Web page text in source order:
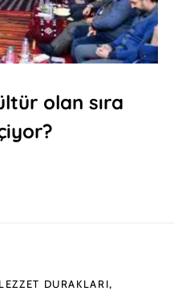
olan sıra
LEZZET DURAKLARI